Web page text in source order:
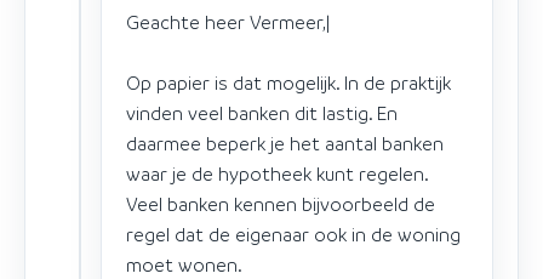
Geachte heer Vermeer,|
Op papier is dat mogelijk. In de praktijk
vinden veel banken dit lastig. En
daarmee beperk je het aantal banken
waar je de hypotheek kunt regelen.
Veel banken kennen bijvoorbeeld de
regel dat de eigenaar ook in de woning
moet wonen.